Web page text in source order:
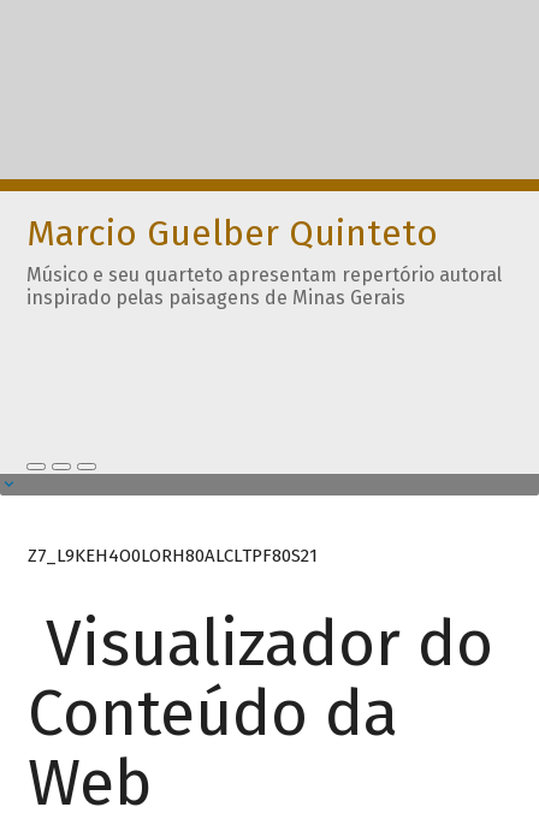
Marcio Guelber Quinteto
Músico e seu quarteto apresentam repertório autoral
inspirado pelas paisagens de Minas Gerais
Z7_L9KEH4O0LORH80ALCLTPF80S21
Visualizador do
Conteúdo da
Web